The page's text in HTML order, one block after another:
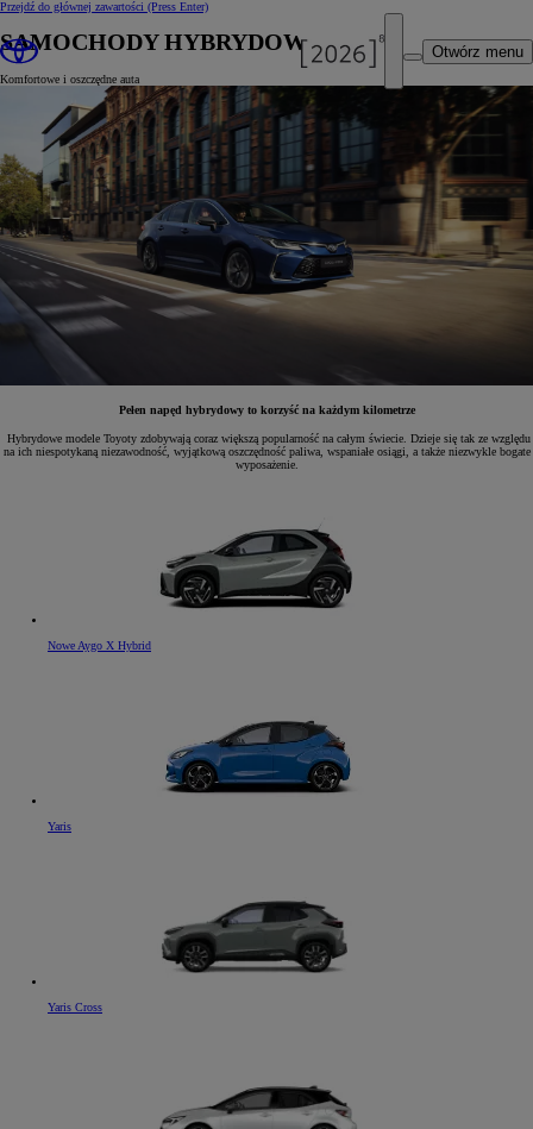
Przejdź do głównej zawartości (Press Enter)
Otwórz menu
SAMOCHODY HYBRYDOWE
Komfortowe i oszczędne auta
Pełen napęd hybrydowy to korzyść na każdym kilometrze
Hybrydowe modele Toyoty zdobywają coraz większą popularność na całym świecie. Dzieje się tak ze względu
na ich niespotykaną niezawodność, wyjątkową oszczędność paliwa, wspaniałe osiągi, a także niezwykle bogate
wyposażenie.
Nowe Aygo X Hybrid
Yaris
Yaris Cross